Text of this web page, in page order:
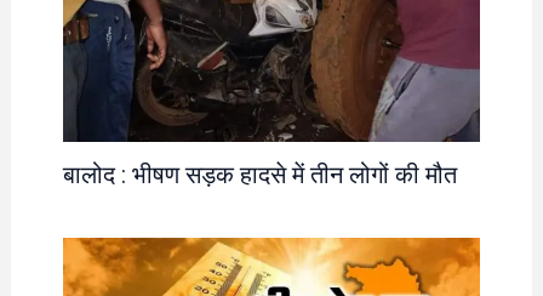
बालोद : भीषण सड़क हादसे में तीन लोगों की मौत